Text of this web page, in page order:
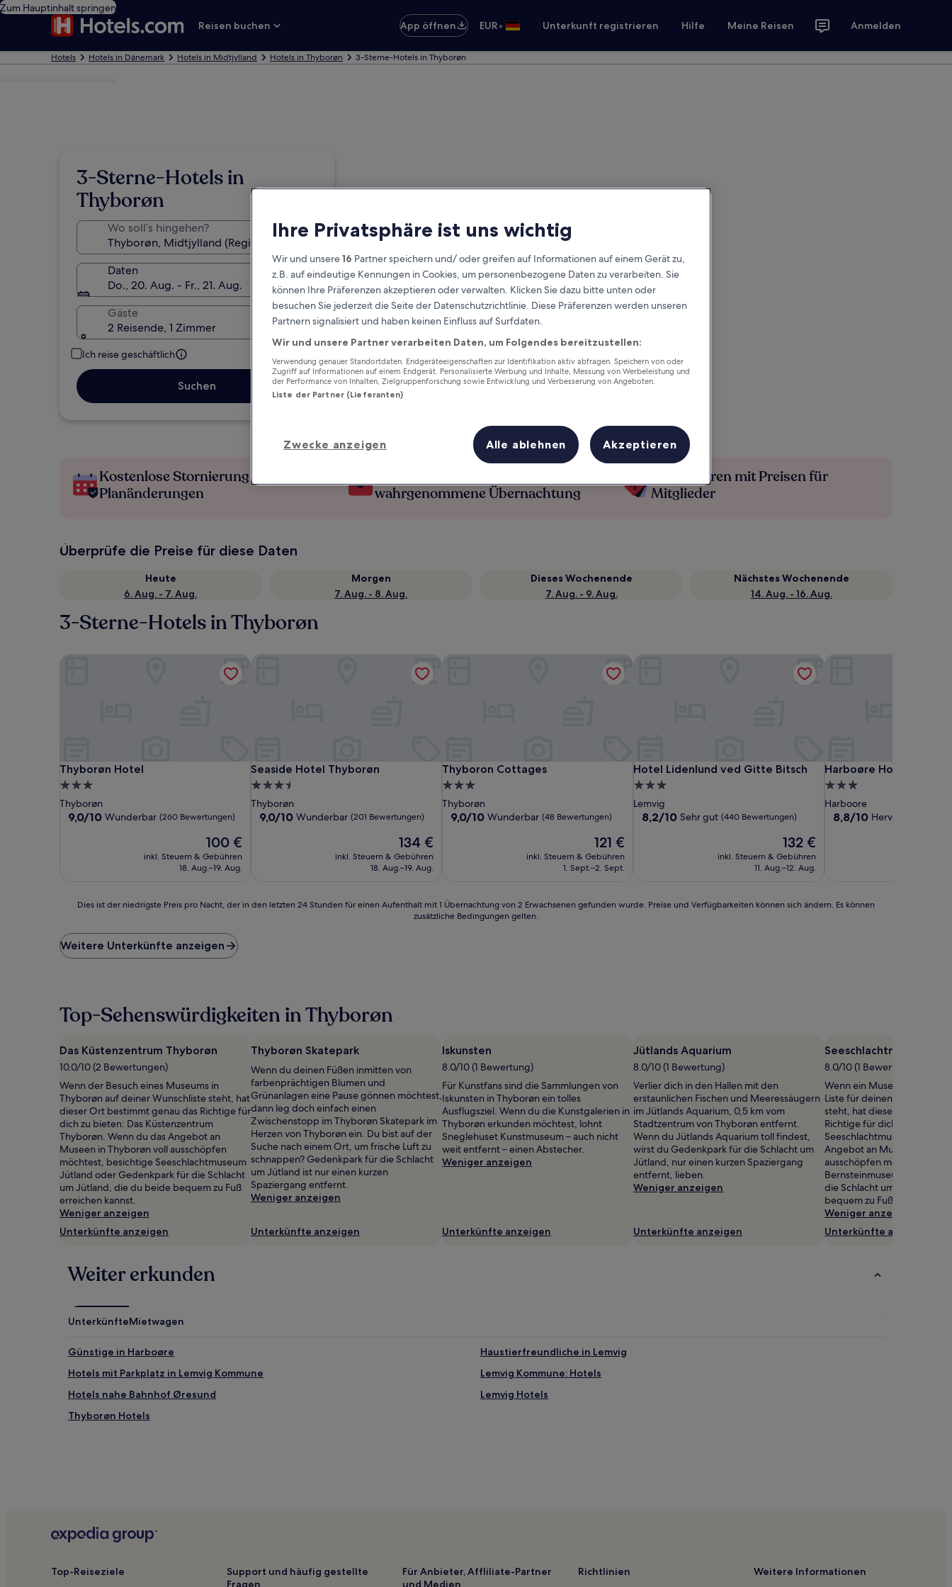
Zum Hauptinhalt springen
Reisen buchen
App öffnen EUR• Unterkunft registrieren Hilfe Meine Reisen Anmelden
Hotels Hotels in Dänemark Hotels in Midtjylland Hotels in Thyborøn 3-Sterne-Hotels in Thyborøn
3-Sterne-Hotels in
Thyborøn
Wo soll’s hingehen?
Daten
Do., 20. Aug. - Fr., 21. Aug.
Gäste
2 Reisende, 1 Zimmer
Ich reise geschäftlich
Suchen
Kostenlose Stornierung bei
Planänderungen
wahrgenommene Übernachtung
Mehr sparen mit Preisen für
Mitglieder
Überprüfe die Preise für diese Daten
Heute
6. Aug. - 7. Aug.
Morgen
7. Aug. - 8. Aug.
Dieses Wochenende
7. Aug. - 9. Aug.
Nächstes Wochenende
14. Aug. - 16. Aug.
3-Sterne-Hotels in Thyborøn
Thyborøn Hotel
Thyborøn Hotel
3.0-
Sterne-
Unterkunft
Thyborøn
9.0
9,0/10 Wunderbar (260 Bewertungen)
Der
Preis
beträgt
100 €
inkl. Steuern & Gebühren
18. Aug.–19. Aug.
Seaside Hotel Thyborøn
Seaside Hotel Thyborøn
3.5-
Sterne-
Unterkunft
Thyborøn
9.0
9,0/10 Wunderbar (201 Bewertungen)
Der
Preis
beträgt
134 €
inkl. Steuern & Gebühren
18. Aug.–19. Aug.
Thyboron Cottages
Thyboron Cottages
3.0-
Sterne-
Unterkunft
Thyborøn
9.0
9,0/10 Wunderbar (48 Bewertungen)
Der
Preis
beträgt
121 €
inkl. Steuern & Gebühren
1. Sept.–2. Sept.
Hotel Lidenlund ved Gitte Bitsch
Hotel Lidenlund ved Gitte Bitsch
3.0-
Sterne-
Unterkunft
Lemvig
8.2
8,2/10 Sehr gut (440 Bewertungen)
Der
Preis
beträgt
132 €
inkl. Steuern & Gebühren
11. Aug.–12. Aug.
Hotel Lidenlund ved Gitte Bitsch
Harboøre Hotel
Harboøre Hotel
3.0-
Sterne-
Unterkunft
Harboore
8.8
8,8/10 Hervorragend
der
niedrigste
Preis
in
den
24 Stunden
für
einen
Aufenthalt
mit
1 Übernachtung
von
2 Erwachsenen
gefunden
wurde.
Preise
und
Verfügbarkeiten
können
ändern.
zusätzliche
Dies ist der niedrigste Preis pro Nacht, der in den letzten 24 Stunden für einen Aufenthalt mit 1 Übernachtung von 2 Erwachsenen gefunden wurde. Preise und Verfügbarkeiten können sich ändern. Es können
zusätzliche Bedingungen gelten.
Weitere Unterkünfte anzeigen
Top-Sehenswürdigkeiten in Thyborøn
Das Küstenzentrum Thyborøn
10.0/10 (2 Bewertungen)
Wenn der Besuch eines Museums in
Thyborøn auf deiner Wunschliste steht, hat
dieser Ort bestimmt genau das Richtige für
dich zu bieten: Das Küstenzentrum
Thyborøn. Wenn du das Angebot an
Museen in Thyborøn voll ausschöpfen
möchtest, besichtige Seeschlachtmuseum
Jütland oder Gedenkpark für die Schlacht
um Jütland, die du beide bequem zu Fuß
erreichen kannst.
Weniger anzeigen
Unterkünfte anzeigen
Thyborøn Skatepark
Wenn du deinen Füßen inmitten von
farbenprächtigen Blumen und
Grünanlagen eine Pause gönnen möchtest,
dann leg doch einfach einen
Zwischenstopp im Thyborøn Skatepark im
Herzen von Thyborøn ein. Du bist auf der
Suche nach einem Ort, um frische Luft zu
schnappen? Gedenkpark für die Schlacht
um Jütland ist nur einen kurzen
Spaziergang entfernt.
Weniger anzeigen
Unterkünfte anzeigen
Iskunsten
8.0/10 (1 Bewertung)
Für Kunstfans sind die Sammlungen von
Iskunsten in Thyborøn ein tolles
Ausflugsziel. Wenn du die Kunstgalerien in
Thyborøn erkunden möchtest, lohnt
Sneglehuset Kunstmuseum – auch nicht
weit entfernt – einen Abstecher.
Weniger anzeigen
Unterkünfte anzeigen
Jütlands Aquarium
8.0/10 (1 Bewertung)
Verlier dich in den Hallen mit den
erstaunlichen Fischen und Meeressäugern
im Jütlands Aquarium, 0,5 km vom
Stadtzentrum von Thyborøn entfernt.
Wenn du Jütlands Aquarium toll findest,
wirst du Gedenkpark für die Schlacht um
Jütland, nur einen kurzen Spaziergang
entfernt, lieben.
Weniger anzeigen
Unterkünfte anzeigen
Seeschlachtmuseum
8.0/10 (1 Bewertung)
Wenn ein Museumsbesuch
Liste für deinen Aufenthalt
steht, hat dieser Ort
Richtige für dich zu bieten:
Seeschlachtmuseum
Angebot an Museen in
ausschöpfen möchtest,
Bernsteinmuseum oder
die Schlacht um Jütland,
bequem zu Fuß erreichen
Weniger anzeigen
Unterkünfte anzeigen
Weiter erkunden
UnterkünfteMietwagen
Günstige in Harboøre
Haustierfreundliche in Lemvig
Hotels mit Parkplatz in Lemvig Kommune
Lemvig Kommune: Hotels
Hotels nahe Bahnhof Øresund
Lemvig Hotels
Thyborøn Hotels
Top-Reiseziele
Support und häufig gestellte
Fragen
Für Anbieter, Affliliate-Partner
und Medien
Richtlinien Weitere Informationen
Ihre Privatsphäre ist uns wichtig
Wir und unsere16 Partner speichern und/ oder greifen auf Informationen auf einem Gerät zu,
z.B. auf eindeutige Kennungen in Cookies, um personenbezogene Daten zu verarbeiten. Sie
können Ihre Präferenzen akzeptieren oder verwalten. Klicken Sie dazu bitte unten oder
besuchen Sie jederzeit die Seite der Datenschutzrichtlinie. Diese Präferenzen werden unseren
Partnern signalisiert und haben keinen Einfluss auf Surfdaten.
Wir und unsere Partner verarbeiten Daten, um Folgendes bereitzustellen:
Verwendung genauer Standortdaten. Endgeräteeigenschaften zur Identifikation aktiv abfragen. Speichern von oder
Zugriff auf Informationen auf einem Endgerät. Personalisierte Werbung und Inhalte, Messung von Werbeleistung und
der Performance von Inhalten, Zielgruppenforschung sowie Entwicklung und Verbesserung von Angeboten.
Liste der Partner (Lieferanten)
Zwecke anzeigen Alle ablehnen Akzeptieren